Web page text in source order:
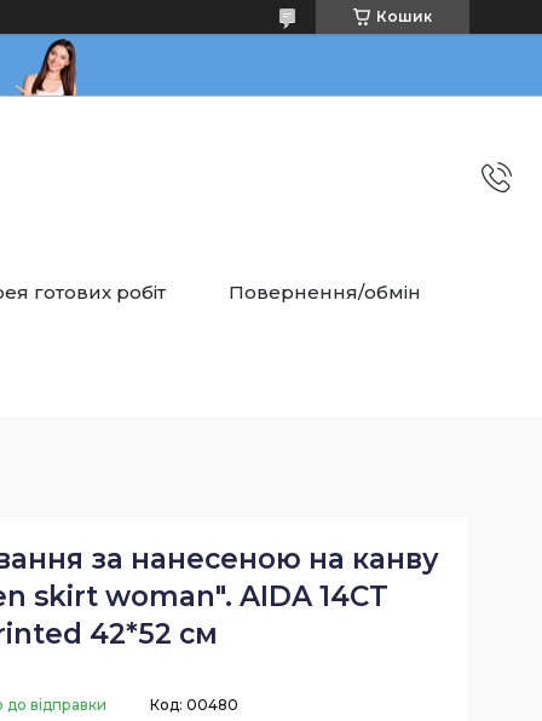
Кошик
готових робіт Повернення/обмін
за нанесеною на канву
skirt woman". AIDA 14CT
42*52 см
до відправки Код: 00480